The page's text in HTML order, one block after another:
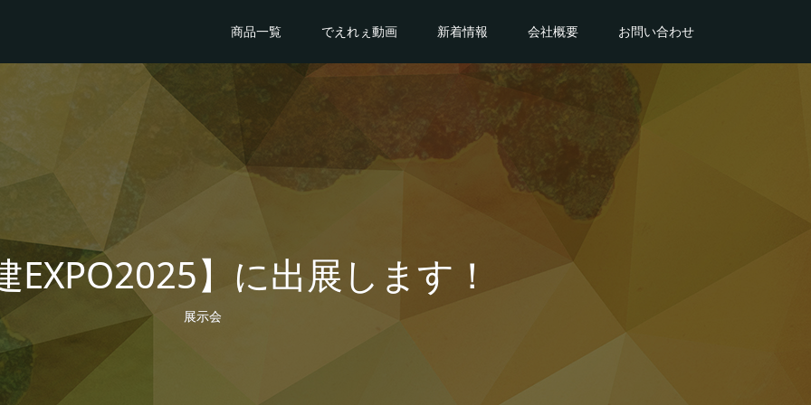
商品一覧 でえれぇ動画 新着情報 会社概要 お問い合わせ
EXPO2025】に出展します！
展示会